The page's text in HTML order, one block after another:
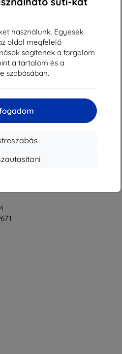
használunk. Egyesek
oldal megfelelő
segítenek a forgalom
a tartalom és a
szabásában.